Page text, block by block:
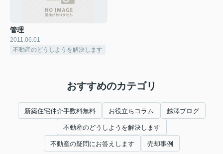
管理
2011.06.01
不動産のどうしようを解決します
おすすめのカテゴリ
新築住宅仲介手数料無料 お役立ちコラム 越澤ブログ
不動産のどうしようを解決します
不動産の疑問にお答えします 売却事例